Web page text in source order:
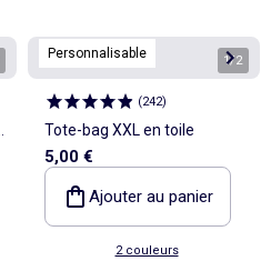
Personnalisable 1/2
(242)
Tote-bag XXL en toile
5,00 €
Ajouter au panier
2 couleurs